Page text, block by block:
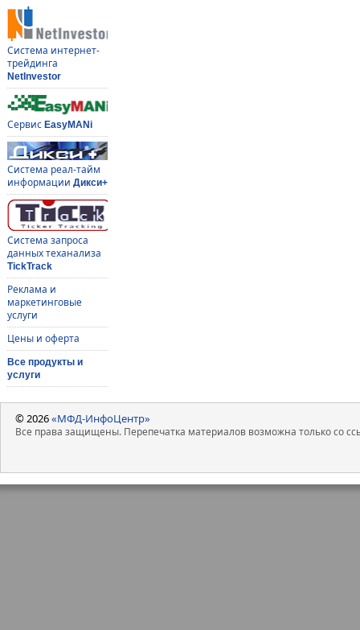
Система интернет-
трейдинга
NetInvestor
Сервис EasyMANi
Система реал-тайм
информации Дикси+
Система запроса
данных теханализа
TickTrack
Реклама и
маркетинговые
услуги
Цены и оферта
Все продукты и
услуги
© 2026«МФД-ИнфоЦентр»
Все права защищены. Перепечатка материалов возможна только со